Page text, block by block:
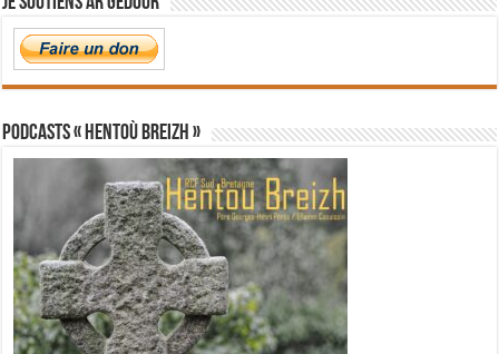
PODCASTS « Hentoù Breizh »